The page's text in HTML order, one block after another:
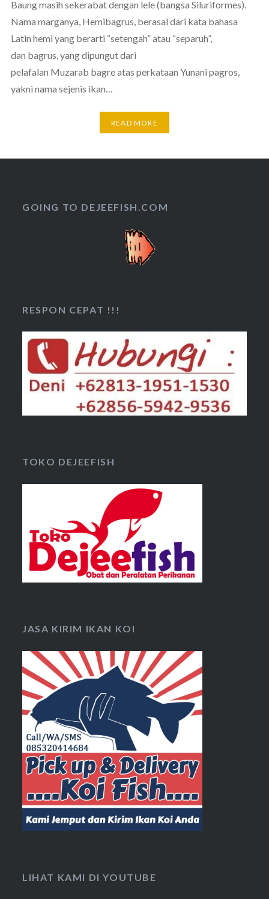
Baung masih sekerabat dengan lele (bangsa Siluriformes).
Nama marganya, Hemibagrus, berasal dari kata bahasa
Latin hemi yang berarti “setengah” atau “separuh”,
dan bagrus, yang dipungut dari
pelafalan Muzarab bagre atas perkataan Yunani pagros,
yakni nama sejenis ikan…
READ MORE
GOING TO DEJEEFISH.COM
RESPON CEPAT !!!
TOKO DEJEEFISH
JASA KIRIM IKAN KOI
LIHAT KAMI DI YOUTUBE